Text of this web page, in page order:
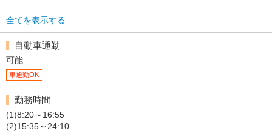
全てを表示する
自動車通勤
可能
車通勤OK
勤務時間
(1)8:20～16:55
(2)15:35～24:10